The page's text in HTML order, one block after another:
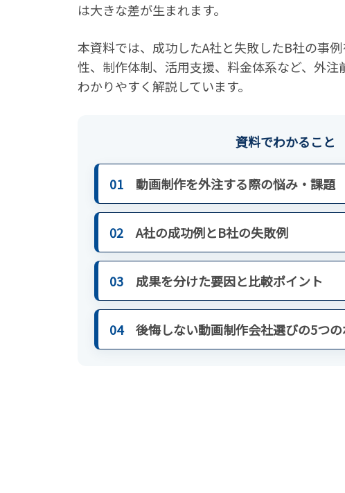
は大きな差が生まれます。
本資料では、成功したA社と失敗したB社の事
性、制作体制、活用支援、料金体系など、外注
わかりやすく解説しています。
資料でわかること
01 動画制作を外注する際の悩み・課題
02 A社の成功例とB社の失敗例
03 成果を分けた要因と比較ポイント
04後悔しない動画制作会社選びの5つの